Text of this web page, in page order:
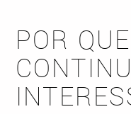
POR QUE